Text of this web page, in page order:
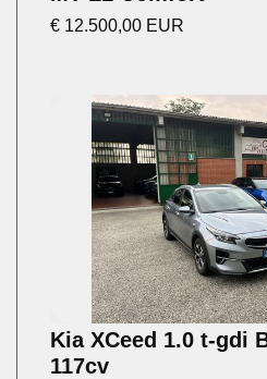
€ 12.500,00 EUR
Kia XCeed 1.0 t-gdi
117cv